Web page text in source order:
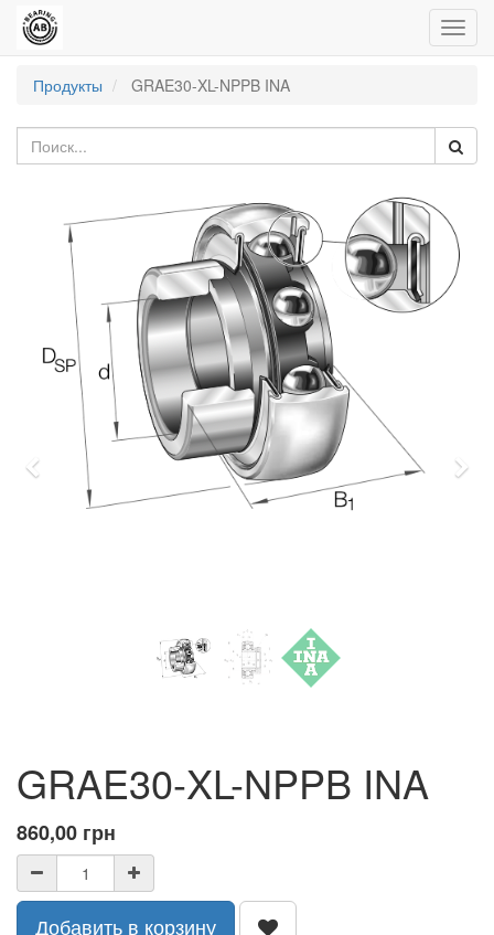
Продукты
GRAE30-XL-NPPB INA
Previous
GRAE30-XL-NPPB INA
860,00 грн
Добавить в корзину